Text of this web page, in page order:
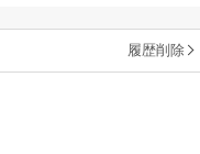
履歴削除